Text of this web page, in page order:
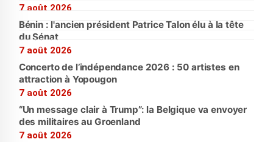
7 août 2026
Bénin : l'ancien président Patrice Talon élu à la tête
du Sénat
7 août 2026
Concerto de l’indépendance 2026 : 50 artistes en
attraction à Yopougon
7 août 2026
“Un message clair à Trump”: la Belgique va envoyer
des militaires au Groenland
7 août 2026